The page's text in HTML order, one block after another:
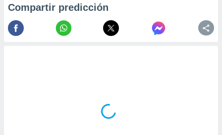
Compartir predicción